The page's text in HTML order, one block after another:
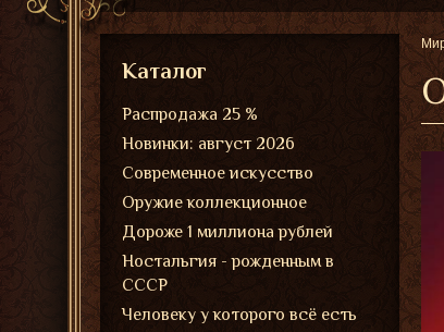
Каталог
Распродажа 25 %
Новинки: август 2026
Современное искусство
Оружие коллекционное
Дороже 1 миллиона рублей
Ностальгия - рожденным в
СССР
Человеку у которого всё есть